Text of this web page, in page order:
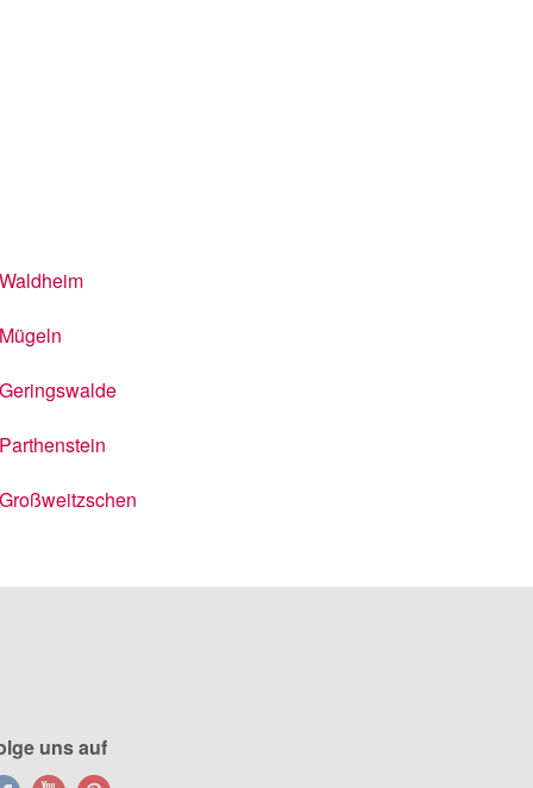
Waldheim
Mügeln
Geringswalde
Parthenstein
Großweitzschen
uns auf